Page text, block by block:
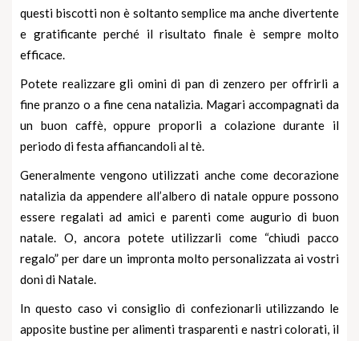
questi biscotti non è soltanto semplice ma anche divertente
e gratificante perché il risultato finale è sempre molto
efficace.
Potete realizzare gli omini di pan di zenzero per offrirli a
fine pranzo o a fine cena natalizia. Magari accompagnati da
un buon caffè, oppure proporli a colazione durante il
periodo di festa affiancandoli al tè.
Generalmente vengono utilizzati anche come decorazione
natalizia da appendere all’albero di natale oppure possono
essere regalati ad amici e parenti come augurio di buon
natale. O, ancora potete utilizzarli come “chiudi pacco
regalo” per dare un impronta molto personalizzata ai vostri
doni di Natale.
In questo caso vi consiglio di confezionarli utilizzando le
apposite bustine per alimenti trasparenti e nastri colorati, il